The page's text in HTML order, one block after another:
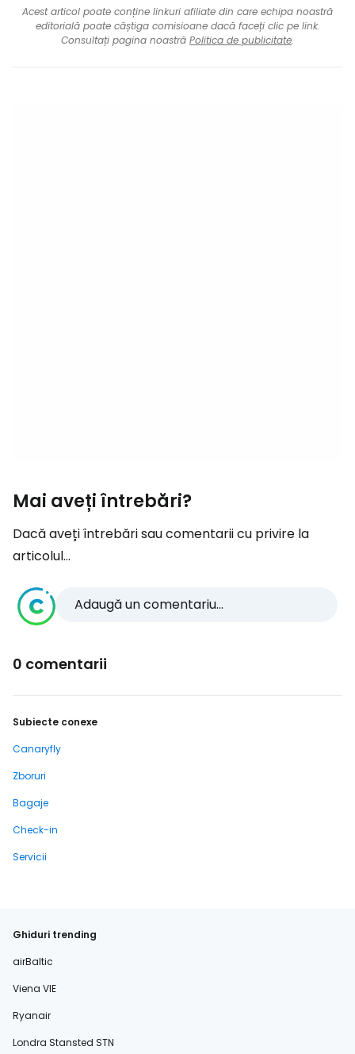
Acest articol poate conține linkuri afiliate din care echipa noastră
editorială poate câștiga comisioane dacă faceți clic pe link.
Consultați pagina noastră Politica de publicitate.
Mai aveți întrebări?
Dacă aveți întrebări sau comentarii cu privire la
articolul...
Adaugă un comentariu...
0 comentarii
Subiecte conexe
Canaryfly
Zboruri
Bagaje
Check-in
Servicii
Ghiduri trending
airBaltic
Viena VIE
Ryanair
Londra Stansted STN